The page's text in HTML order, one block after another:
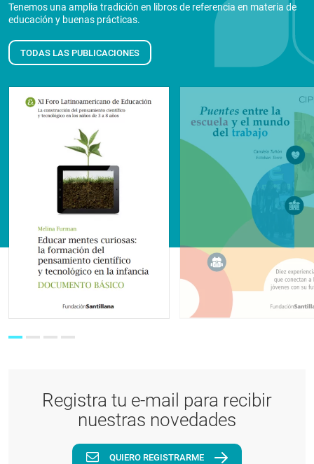
Tenemos una amplia tradición en libros de referencia en materia de
educación y buenas prácticas.
TODAS LAS PUBLICACIONES
Registra tu e-mail para recibir
nuestras novedades
QUIERO REGISTRARME